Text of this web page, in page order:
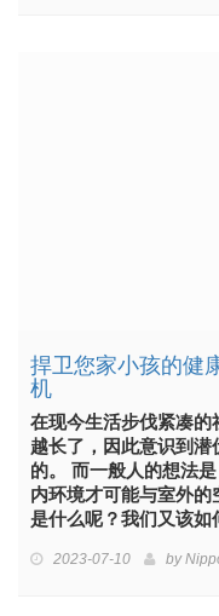
捍卫您家小孩的健
机
在现今生活步伐紧凑
越长了，因此意识到
的。 而一般人的想法
内环境才可能与室外
是什么呢？我们又该如
2023-07-10 by